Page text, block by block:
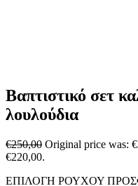
Βαπτιστικό σετ
λουλούδια
€250,00 Original price was:
€220,00.
ΕΠΙΛΟΓΗ ΡΟΥΧΟΥ